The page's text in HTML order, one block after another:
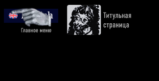
English